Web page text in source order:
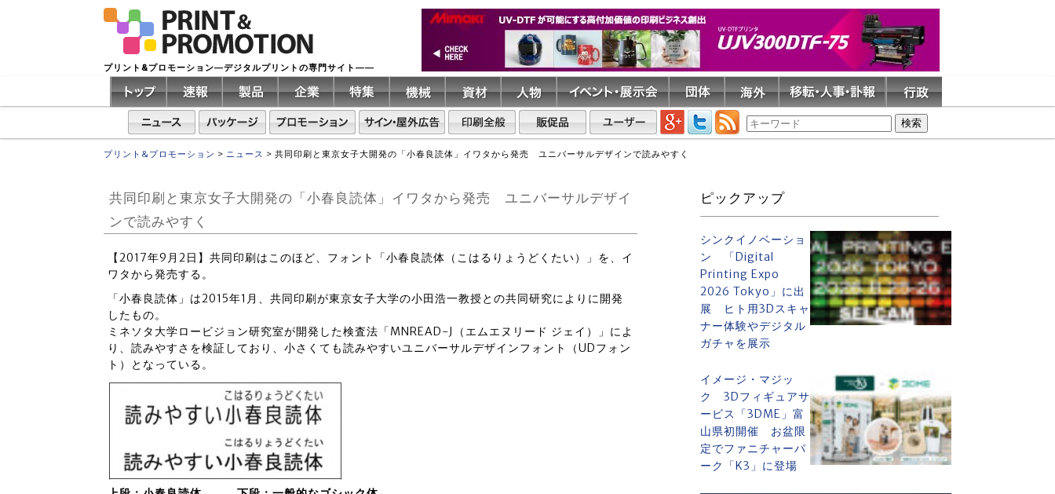
プリント&プロモーション―デジタルプリントの専門サイト――
プリント&プロモーション > ニュース > 共同印刷と東京女子大開発の「小春良読体」イワタから発売 ユニバーサルデザインで読みやすく
共同印刷と東京女子大開発の「小春良読体」イワタから発売 ユニバーサルデザイ
ンで読みやすく
【2017年9月2日】共同印刷はこのほど、フォント「小春良読体（こはるりょうどくたい）」を、イ
ワタから発売する。
「小春良読体」は2015年1月、共同印刷が東京女子大学の小田浩一教授との共同研究によりに開発
したもの。
ミネソタ大学ロービジョン研究室が開発した検査法「MNREAD-J（エムエヌリード ジェイ）」によ
り、読みやすさを検証しており、小さくても読みやすいユニバーサルデザインフォント（UDフォン
ト）となっている。
ピックアップ
シンクイノベーショ
ン 「Digital
Printing Expo
2026 Tokyo」に出
展 ヒト用3Dスキャ
ナー体験やデジタル
ガチャを展示
イメージ・マジッ
ク 3Dフィギュアサ
ービス「3DME」富
山県初開催 お盆限
定でファニチャーパ
ーク「K3」に登場